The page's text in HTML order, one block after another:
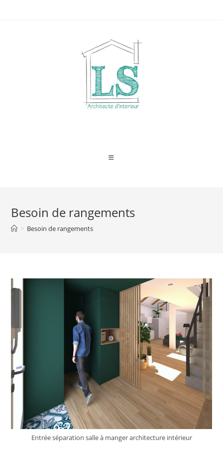
Besoin de rangements
> Besoin de rangements
Entrée séparation salle à manger architecture intérieur